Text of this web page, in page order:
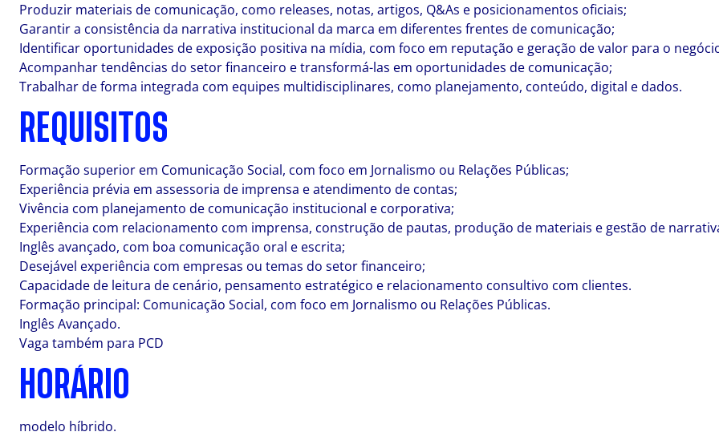
Produzir materiais de comunicação, como releases, notas, artigos, Q&As e posicionamentos oficiais;
Garantir a consistência da narrativa institucional da marca em diferentes frentes de comunicação;
Identificar oportunidades de exposição positiva na mídia, com foco em reputação e geração de valor para o
Acompanhar tendências do setor financeiro e transformá-las em oportunidades de comunicação;
Trabalhar de forma integrada com equipes multidisciplinares, como planejamento, conteúdo, digital e dados.
REQUISITOS
Formação superior em Comunicação Social, com foco em Jornalismo ou Relações Públicas;
Experiência prévia em assessoria de imprensa e atendimento de contas;
Vivência com planejamento de comunicação institucional e corporativa;
Experiência com relacionamento com imprensa, construção de pautas, produção de materiais e gestão de
Inglês avançado, com boa comunicação oral e escrita;
Desejável experiência com empresas ou temas do setor financeiro;
Capacidade de leitura de cenário, pensamento estratégico e relacionamento consultivo com clientes.
Formação principal: Comunicação Social, com foco em Jornalismo ou Relações Públicas.
Inglês Avançado.
Vaga também para PCD
HORÁRIO
modelo híbrido.